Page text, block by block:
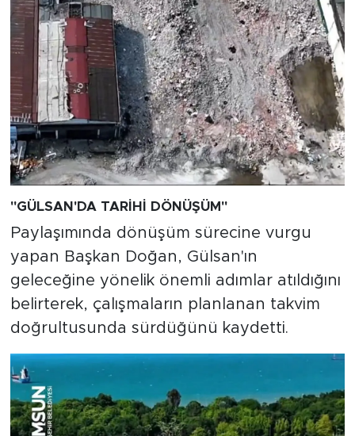
"GÜLSAN'DA TARİHİ DÖNÜŞÜM"
Paylaşımında dönüşüm sürecine vurgu
yapan Başkan Doğan, Gülsan'ın
geleceğine yönelik önemli adımlar atıldığını
belirterek, çalışmaların planlanan takvim
doğrultusunda sürdüğünü kaydetti.